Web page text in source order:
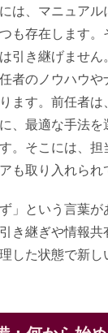
は、マニュア
も存在します。
引き継げません
者のノウハウ
ます。前任者
、最適な手法
。そこには、
も取り入れられ
」という言葉
き継ぎや情報共
した状態で新し